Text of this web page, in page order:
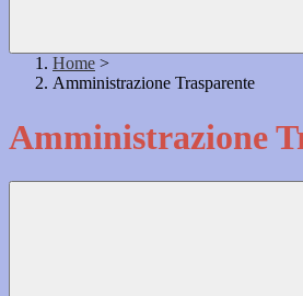
Home >
Amministrazione Trasparente
Amministrazione